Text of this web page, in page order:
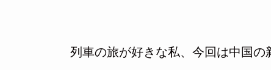
列車の旅が好きな私、今回は中国の